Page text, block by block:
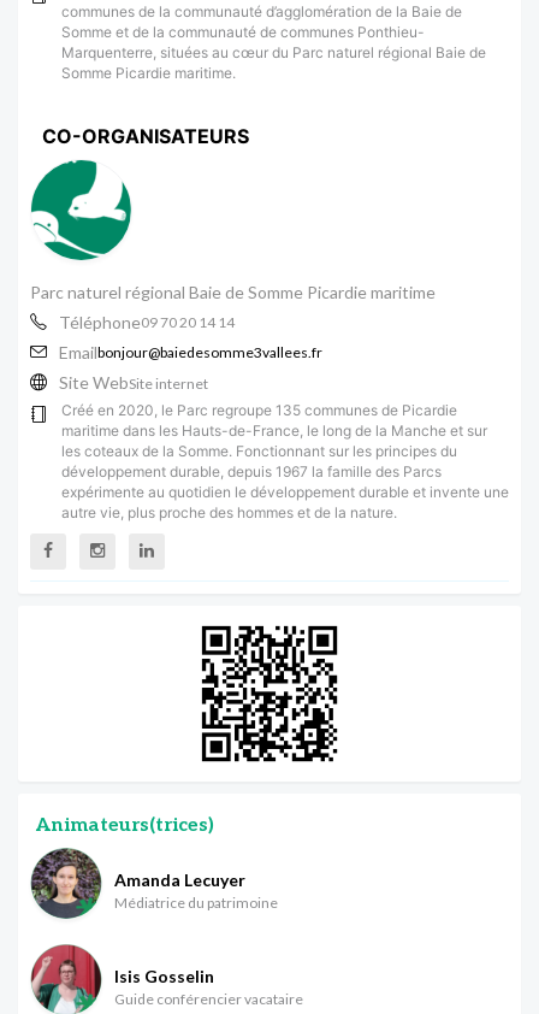
communes de la communauté d’agglomération de la Baie de
Somme et de la communauté de communes Ponthieu-
Marquenterre, situées au cœur du Parc naturel régional Baie de
Somme Picardie maritime.
CO-ORGANISATEURS
Parc naturel régional Baie de Somme Picardie maritime
Téléphone09 70 20 14 14
Emailbonjour@baiedesomme3vallees.fr
Site WebSite internet
Créé en 2020, le Parc regroupe 135 communes de Picardie
maritime dans les Hauts-de-France, le long de la Manche et sur
les coteaux de la Somme. Fonctionnant sur les principes du
développement durable, depuis 1967 la famille des Parcs
expérimente au quotidien le développement durable et invente une
autre vie, plus proche des hommes et de la nature.
Animateurs(trices)
Amanda Lecuyer
Médiatrice du patrimoine
Isis Gosselin
Guide conférencier vacataire